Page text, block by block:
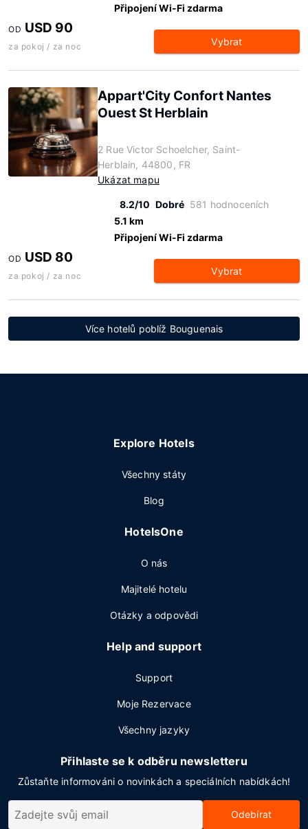
Připojení Wi-Fi zdarma
OD USD 90
za pokoj / za noc Vybrat
Appart'City Confort Nantes
Ouest St Herblain
2 Rue Victor Schoelcher, Saint-
Herblain, 44800, FR
Ukázat mapu
8.2/10 Dobré 581 hodnoceních
5.1 km
Připojení Wi-Fi zdarma
OD USD 80
za pokoj / za noc Vybrat
Více hotelů poblíž Bouguenais
Explore Hotels
Všechny státy
Blog
HotelsOne
O nás
Majitelé hotelu
Otázky a odpovědi
Help and support
Support
Moje Rezervace
Všechny jazyky
Přihlaste se k odběru newsletteru
Zůstaňte informováni o novinkách a speciálních nabídkách!
Odebírat